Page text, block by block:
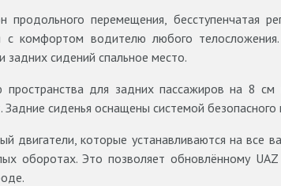
продольного перемещения, бесступенчатая
с комфортом водителю любого
задних сидений спальное место.
пространства для задних пассажиров на 8
сиденья оснащены системой безопасного
двигатели, которые устанавливаются на
оборотах. Это позволяет обновлённому